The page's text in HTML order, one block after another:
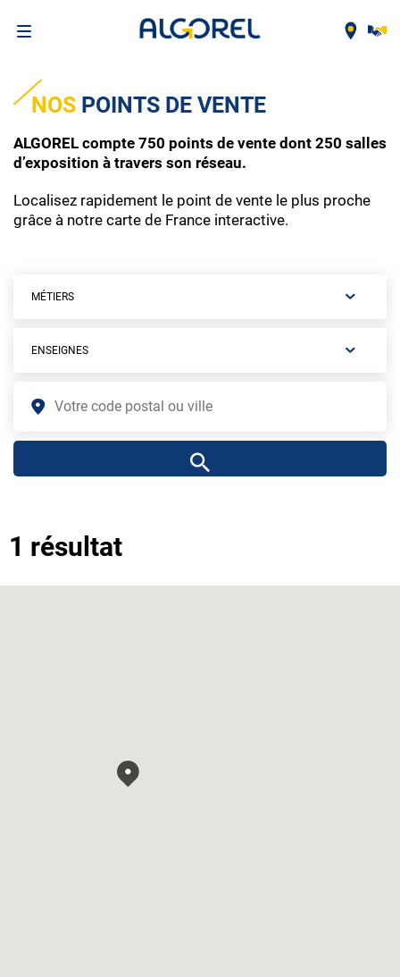
contenu
principal
NOS POINTS DE VENTE
ALGOREL compte 750 points de vente dont 250 salles
d’exposition à travers son réseau.
Localisez rapidement le point de vente le plus proche
grâce à notre carte de France interactive.
MÉTIERS
ENSEIGNES
1 résultat